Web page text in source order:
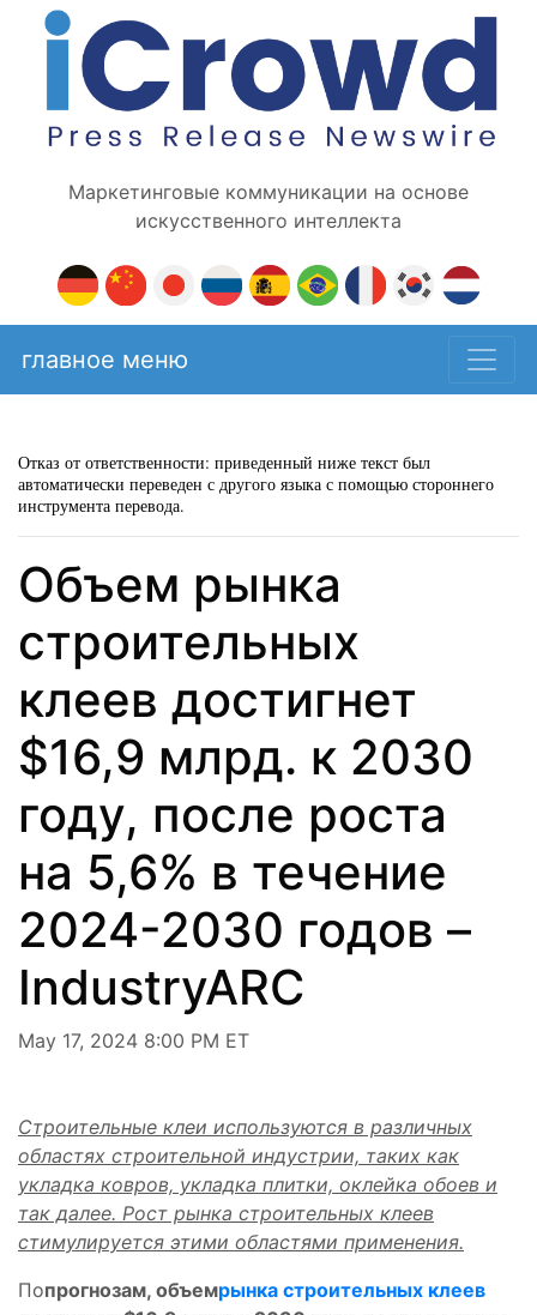
Маркетинговые коммуникации на основе
искусственного интеллекта
главное меню
Отказ от ответственности: приведенный ниже текст был
автоматически переведен с другого языка с помощью стороннего
инструмента перевода.
Объем рынка
строительных
клеев достигнет
$16,9 млрд. к 2030
году, после роста
на 5,6% в течение
2024-2030 годов –
IndustryARC
May 17, 2024 8:00 PM ET
Строительные клеи используются в различных
областях строительной индустрии, таких как
укладка ковров, укладка плитки, оклейка обоев и
так далее. Рост рынка строительных клеев
стимулируется этими областями применения.
Попрогнозам, объемрынка строительных клеев